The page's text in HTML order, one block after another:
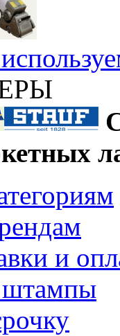
и
штампы